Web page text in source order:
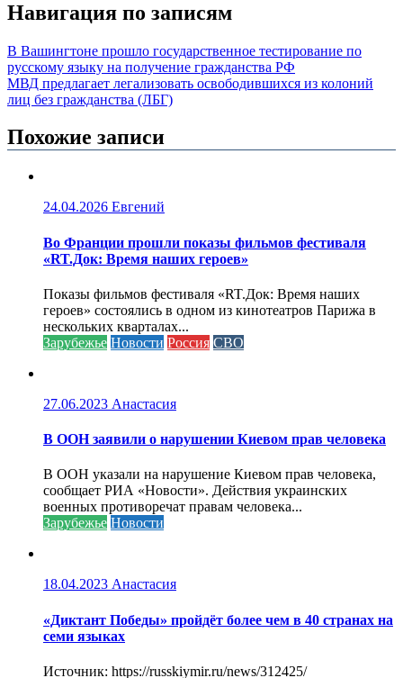
Навигация по записям
В Вашингтоне прошло государственное тестирование по
русскому языку на получение гражданства РФ
МВД предлагает легализовать освободившихся из колоний
лиц без гражданства (ЛБГ)
Похожие записи
24.04.2026 Евгений
Во Франции прошли показы фильмов фестиваля
«RT.Док: Время наших героев»
Показы фильмов фестиваля «RT.Док: Время наших
героев» состоялись в одном из кинотеатров Парижа в
нескольких кварталах...
Зарубежье Новости Россия СВО
27.06.2023 Анастасия
В ООН заявили о нарушении Киевом прав человека
В ООН указали на нарушение Киевом прав человека,
сообщает РИА «Новости». Действия украинских
военных противоречат правам человека...
Зарубежье Новости
18.04.2023 Анастасия
«Диктант Победы» пройдёт более чем в 40 странах на
семи языках
Источник: https://russkiymir.ru/news/312425/